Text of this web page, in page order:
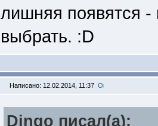
лишняя появятся -
выбрать. :D
Написано: 12.02.2014, 11:37
Dingo писал(a):